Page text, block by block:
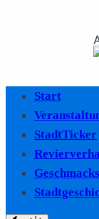
Start
StadtTicker